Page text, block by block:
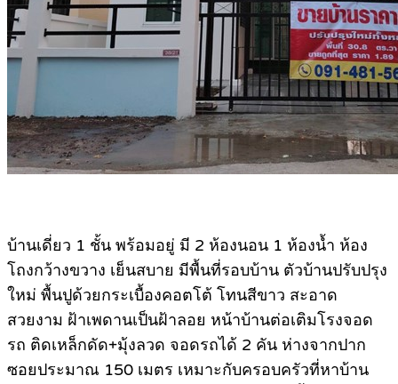
บ้านเดี่ยว 1 ชั้น พร้อมอยู่ มี 2 ห้องนอน 1 ห้องน้ำ ห้อง
โถงกว้างขวาง เย็นสบาย มีพื้นที่รอบบ้าน ตัวบ้านปรับปรุง
ใหม่ พื้นปูด้วยกระเบื้องคอตโต้ โทนสีขาว สะอาด
สวยงาม ฝ้าเพดานเป็นฝ้าลอย หน้าบ้านต่อเติมโรงจอด
รถ ติดเหล็กดัด+มุ้งลวด จอดรถได้ 2 คัน ห่างจากปาก
ซอยประมาณ 150 เมตร เหมาะกับครอบครัวที่หาบ้าน